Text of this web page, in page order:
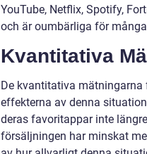
YouTube, Netflix, Spotify,
och är oumbärliga för
Kvantitativa
De kvantitativa mätningarna
effekterna av denna
deras favoritappar inte
försäljningen har minskat